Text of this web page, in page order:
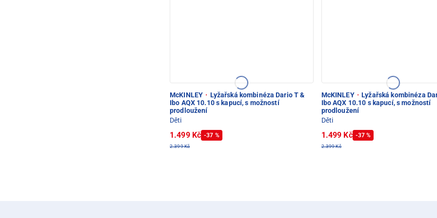
McKINLEY · Lyžařská kombinéza Dario T &
Ibo AQX 10.10 s kapucí, s možností
prodloužení
Děti
1.499 Kč -37 %
2.399 Kč
McKINLEY · Lyžařská kombinéza
Ibo AQX 10.10 s kapucí, s možností
prodloužení
Děti
1.499 Kč -37 %
2.399 Kč